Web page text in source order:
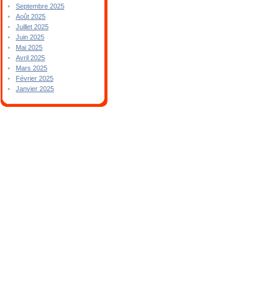
Septembre 2025
Août 2025
Juillet 2025
Juin 2025
Mai 2025
Avril 2025
Mars 2025
Février 2025
Janvier 2025